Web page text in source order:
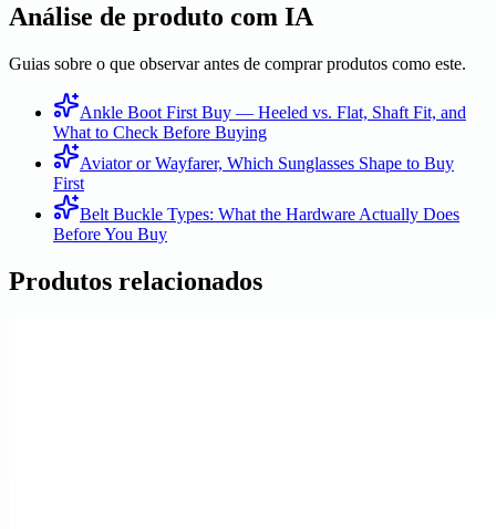
Análise de produto com IA
Guias sobre o que observar antes de comprar produtos como este.
Ankle Boot First Buy — Heeled vs. Flat, Shaft Fit, and
What to Check Before Buying
Aviator or Wayfarer, Which Sunglasses Shape to Buy
First
Belt Buckle Types: What the Hardware Actually Does
Before You Buy
Produtos relacionados